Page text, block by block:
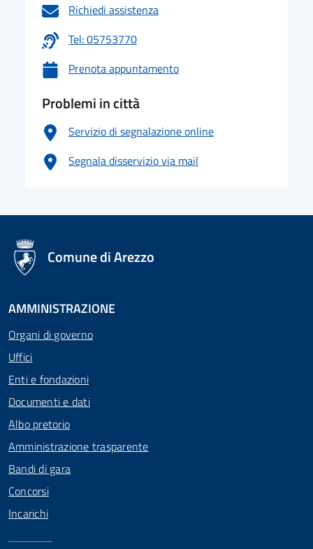
Richiedi assistenza
Tel: 05753770
Prenota appuntamento
Problemi in città
Servizio di segnalazione online
Segnala disservizio via mail
logo Unione Europea
Comune di Arezzo
AMMINISTRAZIONE
Organi di governo
Uffici
Enti e fondazioni
Documenti e dati
Albo pretorio
Amministrazione trasparente
Bandi di gara
Concorsi
Incarichi